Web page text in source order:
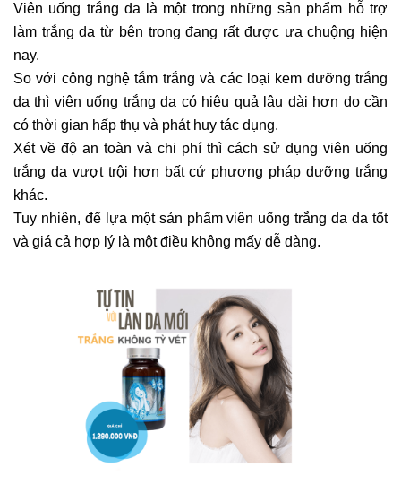
Viên uống trắng da là một trong những sản phẩm hỗ trợ
làm trắng da từ bên trong đang rất được ưa chuộng hiện
nay.
So với công nghệ tắm trắng và các loại kem dưỡng trắng
da thì viên uống trắng da có hiệu quả lâu dài hơn do cần
có thời gian hấp thụ và phát huy tác dụng.
Xét về độ an toàn và chi phí thì cách sử dụng viên uống
trắng da vượt trội hơn bất cứ phương pháp dưỡng trắng
khác.
Tuy nhiên, để lựa một sản phẩm viên uống trắng da da tốt
và giá cả hợp lý là một điều không mấy dễ dàng.